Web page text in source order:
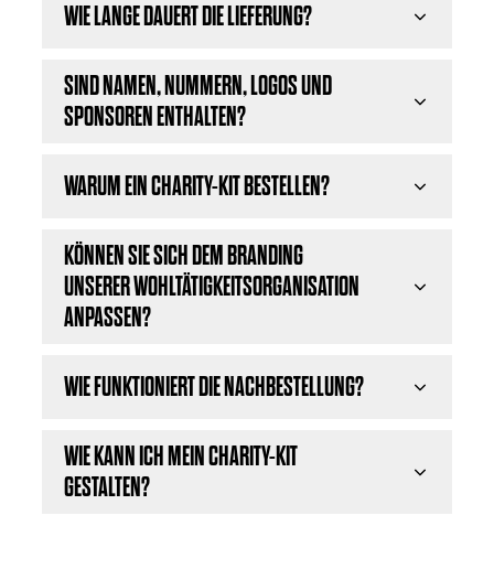
WIE LANGE DAUERT DIE LIEFERUNG?
SIND NAMEN, NUMMERN, LOGOS UND
SPONSOREN ENTHALTEN?
WARUM EIN CHARITY-KIT BESTELLEN?
KÖNNEN SIE SICH DEM BRANDING
UNSERER WOHLTÄTIGKEITSORGANISATION
ANPASSEN?
WIE FUNKTIONIERT DIE NACHBESTELLUNG?
WIE KANN ICH MEIN CHARITY-KIT
GESTALTEN?